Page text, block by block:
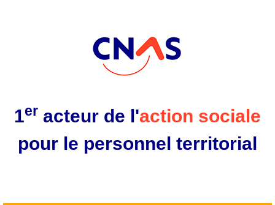
1er acteur de l'action sociale
pour le personnel territorial